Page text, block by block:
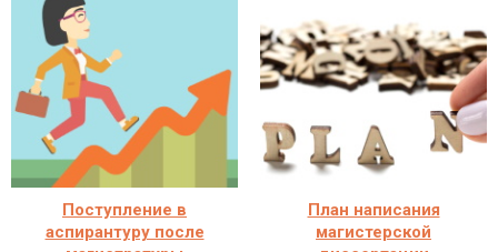
Поступление в
аспирантуру после
План написания
магистерской